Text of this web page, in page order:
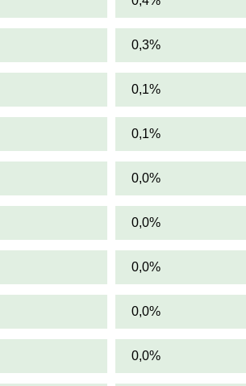
0,3%
0,1%
0,1%
0,0%
0,0%
0,0%
0,0%
0,0%